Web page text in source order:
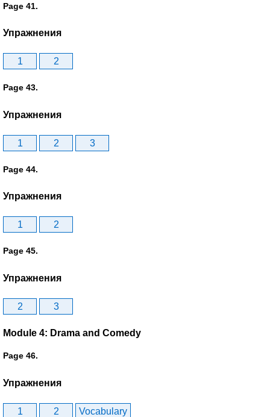
Page 41.
Упражнения
1 2
Page 43.
Упражнения
1 2 3
Page 44.
Упражнения
1 2
Page 45.
Упражнения
2 3
Module 4: Drama and Comedy
Page 46.
Упражнения
1 2 Vocabulary